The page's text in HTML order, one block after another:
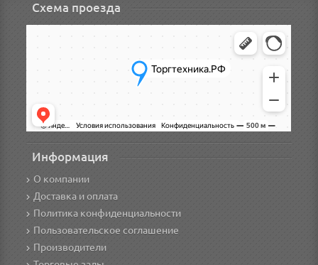
Схема проезда
Информация
О компании
Доставка и оплата
Политика конфиденциальности
Пользовательское соглашение
Производители